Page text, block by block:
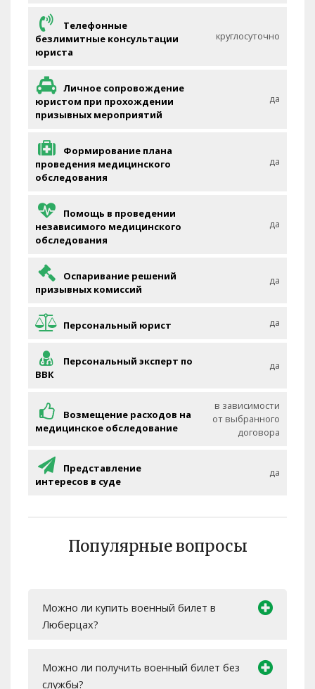
Телефонные
безлимитные консультации
юриста
круглосуточно
Личное сопровождение
юристом при прохождении
призывных мероприятий
да
Формирование плана
проведения медицинского
обследования
да
Помощь в проведении
независимого медицинского
обследования
да
Оспаривание решений
призывных комиссий
да
Персональный юрист да
Персональный эксперт по
ВВК
да
Возмещение расходов на
медицинское обследование
в зависимости
от выбранного
договора
Представление
интересов в суде
да
Популярные вопросы
Можно ли купить военный билет в
Люберцах?
Можно ли получить военный билет без
службы?